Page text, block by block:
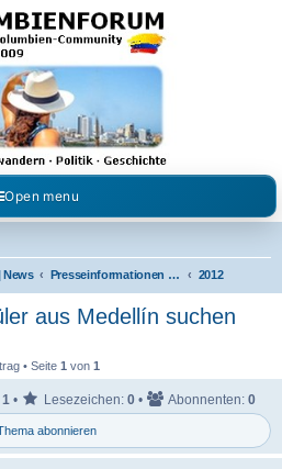
und Visum in Kolumbien und Venezuela.
im Kolumbienforum
Open menu
News Presseinformationen & Neuigkeiten 2012
aus Medellín suchen
• Seite 1 von 1
abonnieren
1 • Lesezeichen: 0 • Abonnenten: 0